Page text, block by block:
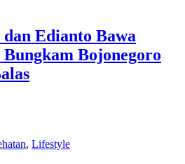
Edianto Bawa
Bojonegoro
, Lifestyle